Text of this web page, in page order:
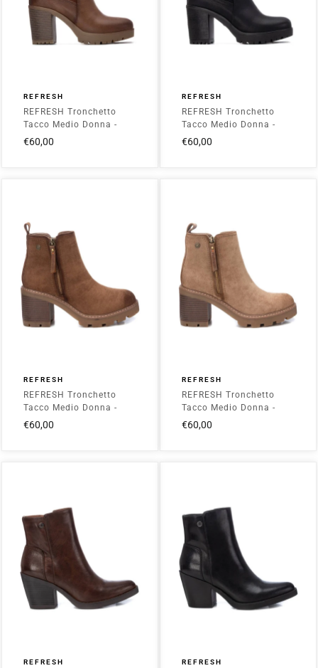
REFRESH
REFRESH Tronchetto
Tacco Medio Donna -
173200 Camel
€60,00
REFRESH
REFRESH Tronchetto
Tacco Medio Donna -
173200 Black
€60,00
REFRESH
REFRESH Tronchetto
Tacco Medio Donna -
172125 Camel
€60,00
REFRESH
REFRESH Tronchetto
Tacco Medio Donna -
172125 Taupe
€60,00
REFRESH REFRESH